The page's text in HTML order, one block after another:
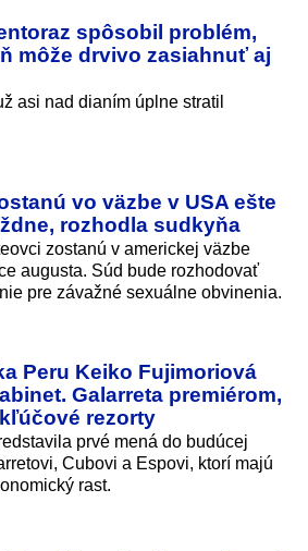
spôsobil problém,
môže drvivo zasiahnuť aj
asi nad dianím úplne stratil
vo väzbe v USA ešte
rozhodla sudkyňa
zostanú v americkej väzbe
augusta. Súd bude rozhodovať
pre závažné sexuálne obvinenia.
Peru Keiko Fujimoriová
Galarreta premiérom,
rezorty
prvé mená do budúcej
Cubovi a Espovi, ktorí majú
rast.